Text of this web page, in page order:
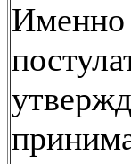
Именно